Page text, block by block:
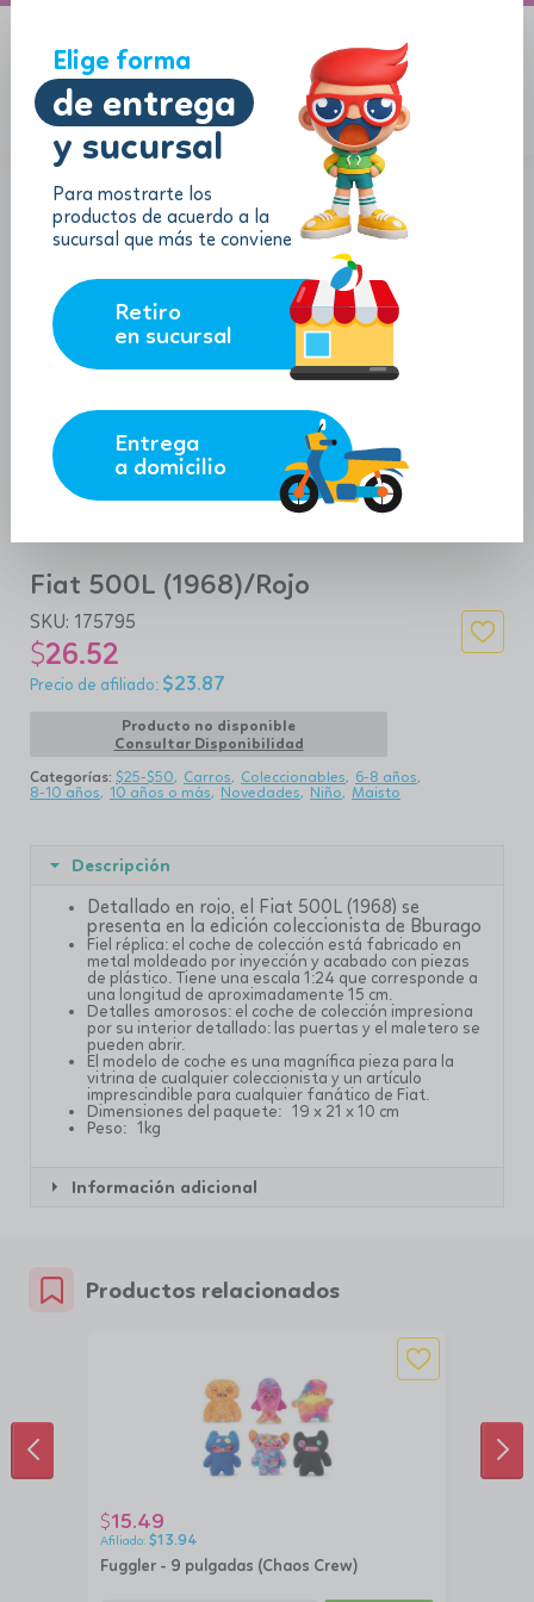
Elige forma
de entrega
y sucursal
Para mostrarte los
productos de acuerdo a la
sucursal que más te conviene
Retiro
en sucursal
Entrega
a domicilio
Fiat 500L (1968)/Rojo
SKU: 175795
$26.52
$23.87
Producto no disponible
Consultar Disponibilidad
Categorías: $25-$50 Carros Coleccionables
6-8 años
8-10 años
10 años o más Novedades Niño Maisto
Descripción
Detallado en rojo, el Fiat 500L (1968) se
presenta en la edición coleccionista de Bburago
Fiel réplica: el coche de colección está fabricado en
metal moldeado por inyección y acabado con piezas
de plástico. Tiene una escala 1:24 que corresponde a
una longitud de aproximadamente 15 cm.
Detalles amorosos: el coche de colección impresiona
por su interior detallado: las puertas y el maletero se
pueden abrir.
El modelo de coche es una magnífica pieza para la
vitrina de cualquier coleccionista y un artículo
imprescindible para cualquier fanático de Fiat.
Dimensiones del paquete: 19 x 21 x 10 cm
Peso: 1kg
Información adicional
Productos relacionados
Fuggler - 9 pulgadas (Chaos Crew)
$15.49
$13.94
ANTERIOR